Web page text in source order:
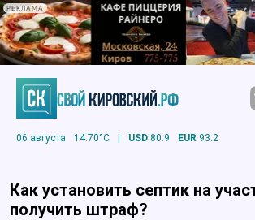
РЕКЛАМА
06 августа 14.70°C | USD 80.9 EUR 93.2
Как установить септик на
получить штраф?